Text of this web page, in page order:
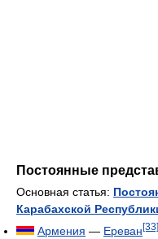
Постоянные
Основная статья:
Карабахской
Армения — Ереван [33]